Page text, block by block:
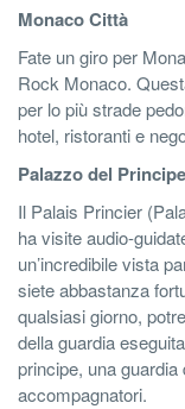
Monaco Città
Fate un giro per
Rock Monaco.
per lo più strade
hotel, ristoranti e
Palazzo del Principe
Il Palais Princier
ha visite audio-
un’incredibile vista
siete abbastanza
qualsiasi giorno,
della guardia
principe, una guardia
accompagnatori.